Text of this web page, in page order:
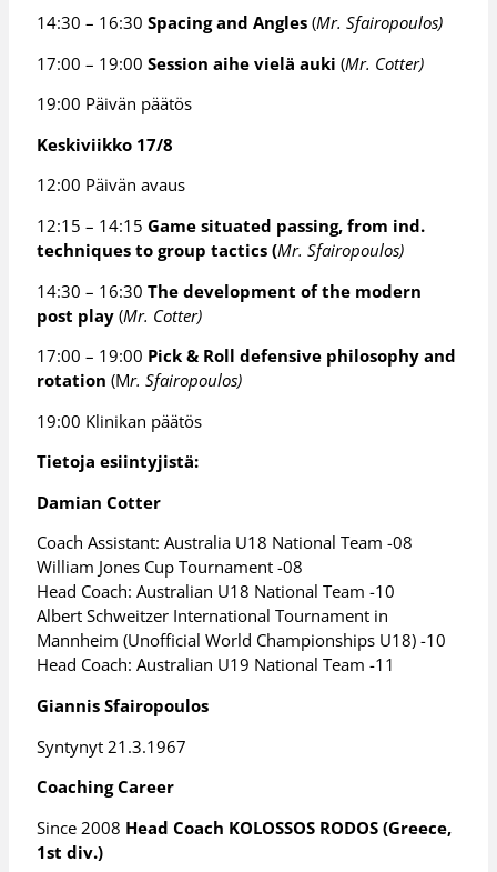
14:30 – 16:30Spacing and Angles (Mr. Sfairopoulos)
17:00 – 19:00Session aihe vielä auki(Mr. Cotter)
19:00 Päivän päätös
Keskiviikko 17/8
12:00 Päivän avaus
12:15 – 14:15Game situated passing, from ind.
techniques to group tactics (Mr. Sfairopoulos)
14:30 – 16:30The development of the modern
post play (Mr. Cotter)
17:00 – 19:00 Pick & Roll defensive philosophy and
rotation (Mr. Sfairopoulos)
19:00 Klinikan päätös
Tietoja esiintyjistä:
Damian Cotter
Coach Assistant: Australia U18 National Team -08
William Jones Cup Tournament -08
Head Coach: Australian U18 National Team -10
Albert Schweitzer International Tournament in
Mannheim (Unofficial World Championships U18) -10
Head Coach: Australian U19 National Team -11
Giannis Sfairopoulos
Syntynyt 21.3.1967
Coaching Career
Since 2008 Head Coach KOLOSSOS RODOS (Greece,
1st div.)